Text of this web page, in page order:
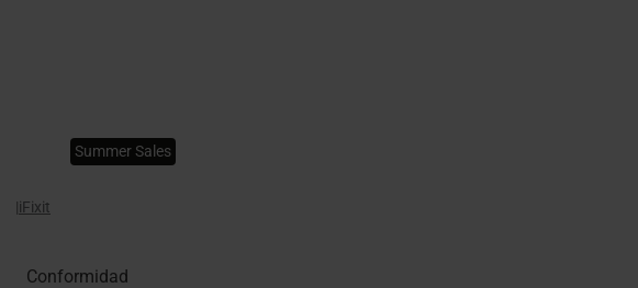
Summer Sales
|iFixit
Conformidad